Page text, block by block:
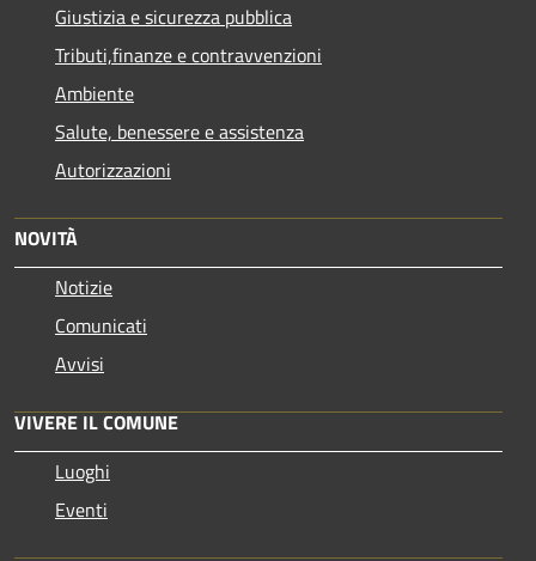
Giustizia e sicurezza pubblica
Tributi,finanze e contravvenzioni
Ambiente
Salute, benessere e assistenza
Autorizzazioni
NOVITÀ
Notizie
Comunicati
Avvisi
VIVERE IL COMUNE
Luoghi
Eventi